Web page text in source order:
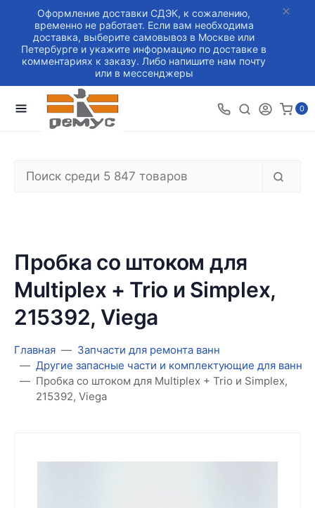
Оформление доставки СДЭК, к сожалению,
временно не работает. Если вам необходима
доставка, выберите самовывоз в Москве или
Петербурге и укажите информацию по доставке в
комментариях к заказу. Либо напишите нам почту
или в мессенджеры
0
Пробка со штоком для
Multiplex + Trio и Simplex,
215392, Viega
Главная
Запчасти для ремонта ванн
Другие запасные части и комплектующие для ванн
Пробка со штоком для Multiplex + Trio и Simplex,
215392, Viega